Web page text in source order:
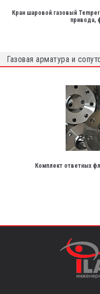
Кран шаровой газовый
привода,
Газовая арматура и
Комплект ответных